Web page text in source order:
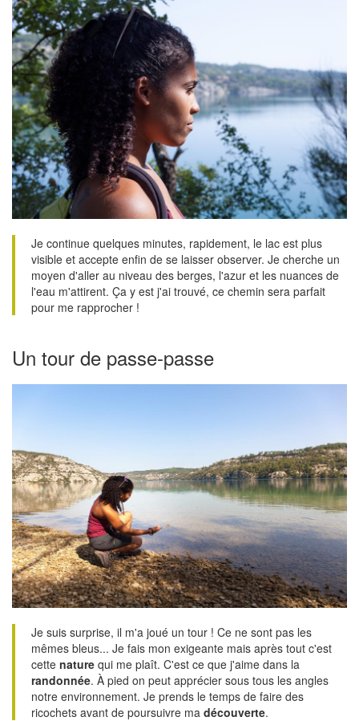
Je continue quelques minutes, rapidement, le lac est plus
visible et accepte enfin de se laisser observer. Je cherche un
moyen d'aller au niveau des berges, l'azur et les nuances de
l'eau m'attirent. Ça y est j'ai trouvé, ce chemin sera parfait
pour me rapprocher !
Un tour de passe-passe
Je suis surprise, il m'a joué un tour ! Ce ne sont pas les
mêmes bleus... Je fais mon exigeante mais après tout c'est
cette nature qui me plaît. C'est ce que j'aime dans la
randonnée. À pied on peut apprécier sous tous les angles
notre environnement. Je prends le temps de faire des
ricochets avant de poursuivre ma découverte.